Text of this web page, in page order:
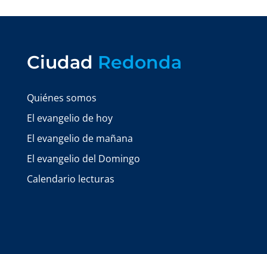
Ciudad Redonda
Quiénes somos
El evangelio de hoy
El evangelio de mañana
El evangelio del Domingo
Calendario lecturas